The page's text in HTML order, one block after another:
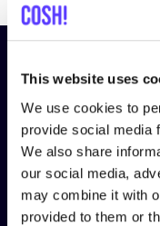
This website uses
We use cookies to
provide social media
We also share
our social media,
may combine it with
provided to them or
Abonniere
und bleibe
Vorname*
E-Mail-Adresse*